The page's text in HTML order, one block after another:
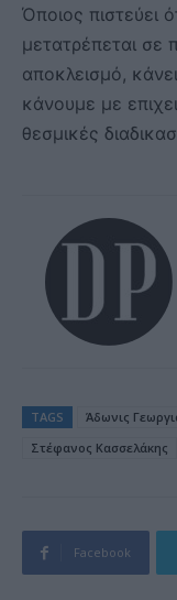
Όποιος πιστεύει
μετατρέπεται σε
αποκλεισμό,
κάνουμε με
θεσμικές
TAGS Άδωνις
Στέφανος Κασσελάκης
Facebook